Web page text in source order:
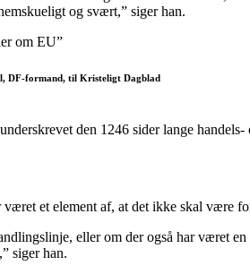
og svært,” siger han.
om EU”
DF-formand, til Kristeligt Dagblad
den 1246 sider lange handels-
et element af, at det ikke skal være
eller om der også har været
siger han.